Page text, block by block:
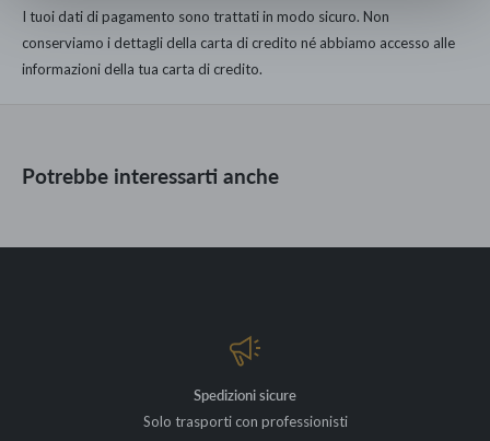
3 rolli da 52x300 cm
I tuoi dati di pagamento sono trattati in modo sicuro. Non
conserviamo i dettagli della carta di credito né abbiamo accesso alle
informazioni della tua carta di credito.
Potrebbe interessarti anche
Spedizioni sicure
Solo trasporti con professionisti